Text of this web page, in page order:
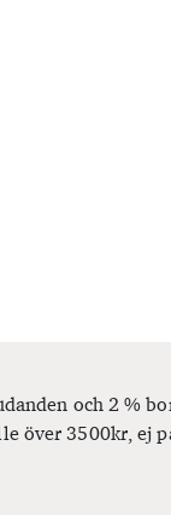
och 2 %
över 3500kr, ej